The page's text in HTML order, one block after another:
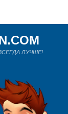
ЛУЧШЕ!